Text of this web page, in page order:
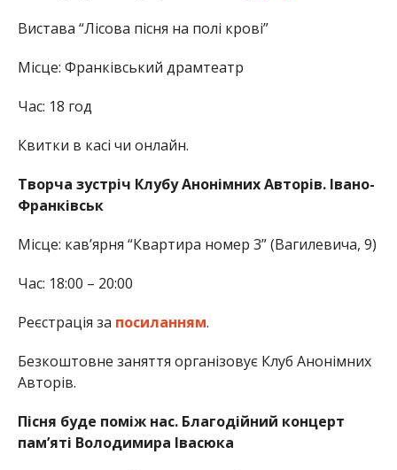
Вистава “Лісова пісня на полі крові”
Місце: Франківський драмтеатр
Час: 18 год
Квитки в касі чи онлайн.
Творча зустріч Клубу Анонімних Авторів. Івано-
Франківськ
Місце: кав’ярня “Квартира номер 3” (Вагилевича, 9)
Час: 18:00 – 20:00
Реєстрація за посиланням.
Безкоштовне заняття організовує Клуб Анонімних
Авторів.
Пісня буде поміж нас. Благодійний концерт
пам’яті Володимира Івасюка